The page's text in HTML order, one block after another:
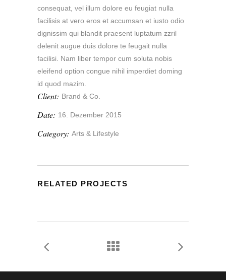
consequat, vel illum dolore eu feugiat nulla
facilisis at vero eros et accumsan et iusto odio
dignissim qui blandit praesent luptatum zzril
delenit augue duis dolore te feugait nulla
facilisi. Nam liber tempor cum soluta nobis
eleifend option congue nihil imperdiet doming
id quod mazim.
Client: Brand & Co.
Date: 16. Dezember 2015
Category: Arts & Lifestyle
RELATED PROJECTS